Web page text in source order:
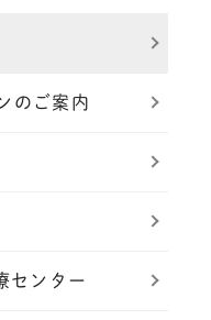
のご案内
センター